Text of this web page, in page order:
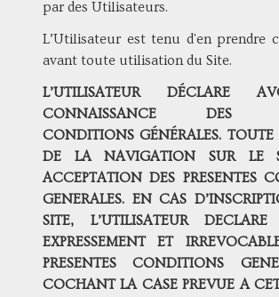
par des Utilisateurs.
L’Utilisateur est tenu d'en prendre
avant toute utilisation du Site.
L’UTILISATEUR DÉCLARE
CONNAISSANCE DES
CONDITIONS GÉNÉRALES. TOUTE
DE LA NAVIGATION SUR LE
ACCEPTATION DES PRESENTES
GENERALES. EN CAS
SITE, L’UTILISATEUR DECLARE
EXPRESSEMENT ET
PRESENTES CONDITIONS
COCHANT LA CASE PREVUE A